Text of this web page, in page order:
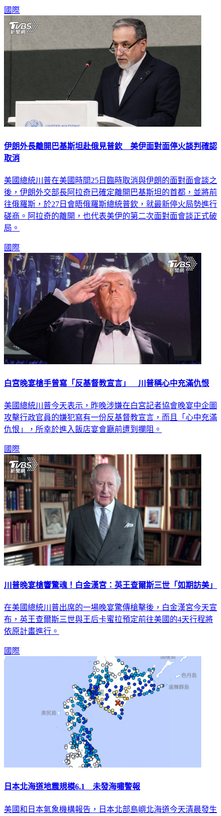
國際
伊朗外長離開巴基斯坦赴俄見普欽 美伊面對面停火談判確認
取消
美國總統川普在美國時間25日臨時取消與伊朗的面對面會談之
後，伊朗外交部長阿拉奇已確定離開巴基斯坦的首都，並將前
往俄羅斯，於27日會晤俄羅斯總統普欽，就最新停火局勢進行
磋商。阿拉奇的離開，也代表美伊的第二次面對面會談正式破
局。
國際
白宮晚宴槍手曾寫「反基督教宣言」 川普稱心中充滿仇恨
美國總統川普今天表示，昨晚涉嫌在白宮記者協會晚宴中企圖
攻擊行政官員的嫌犯寫有一份反基督教宣言，而且「心中充滿
仇恨」，所幸於進入飯店宴會廳前遭到攔阻。
國際
川普晚宴槍響驚魂！白金漢宮：英王查爾斯三世「如期訪美」
在美國總統川普出席的一場晚宴驚傳槍擊後，白金漢宮今天宣
布，英王查爾斯三世與王后卡蜜拉預定前往美國的4天行程將
依原計畫進行。
國際
日本北海道地震規模6.1 未發海嘯警報
美國和日本氣象機構報告，日本北部島嶼北海道今天清晨發生